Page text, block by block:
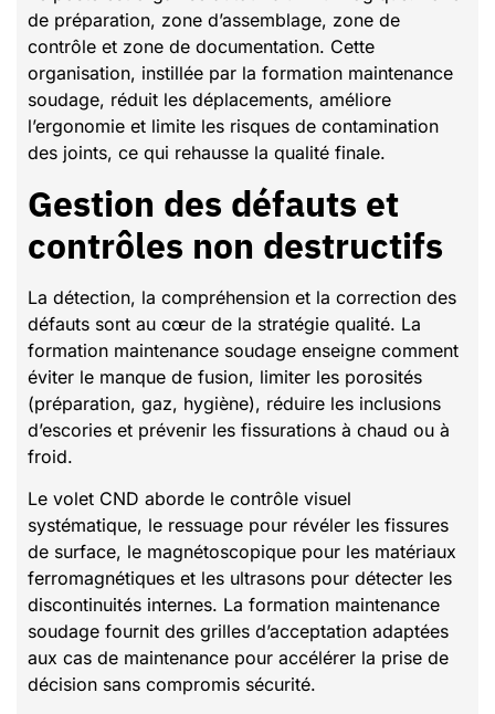
de préparation, zone d’assemblage, zone de
contrôle et zone de documentation. Cette
organisation, instillée par la formation maintenance
soudage, réduit les déplacements, améliore
l’ergonomie et limite les risques de contamination
des joints, ce qui rehausse la qualité finale.
Gestion des défauts et
contrôles non destructifs
La détection, la compréhension et la correction des
défauts sont au cœur de la stratégie qualité. La
formation maintenance soudage enseigne comment
éviter le manque de fusion, limiter les porosités
(préparation, gaz, hygiène), réduire les inclusions
d’escories et prévenir les fissurations à chaud ou à
froid.
Le volet CND aborde le contrôle visuel
systématique, le ressuage pour révéler les fissures
de surface, le magnétoscopique pour les matériaux
ferromagnétiques et les ultrasons pour détecter les
discontinuités internes. La formation maintenance
soudage fournit des grilles d’acceptation adaptées
aux cas de maintenance pour accélérer la prise de
décision sans compromis sécurité.